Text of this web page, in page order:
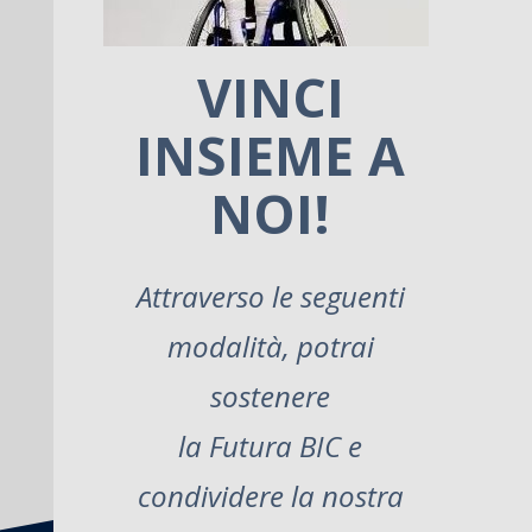
VINCI
INSIEME A
NOI!
Attraverso le seguenti
modalità, potrai
sostenere
la Futura BIC e
condividere la nostra